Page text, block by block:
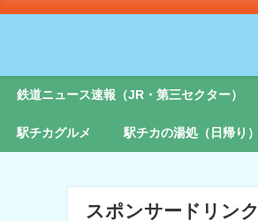
鉄道ニュース速報（JR・第三セクター）
駅チカグルメ 駅チカの湯処（日帰り）
スポンサードリンク